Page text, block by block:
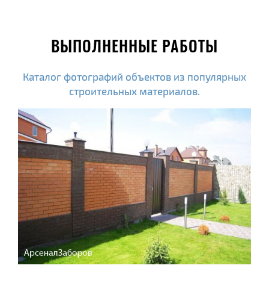
ВЫПОЛНЕННЫЕ РАБОТЫ
Каталог фотографий объектов из популярных
строительных материалов.